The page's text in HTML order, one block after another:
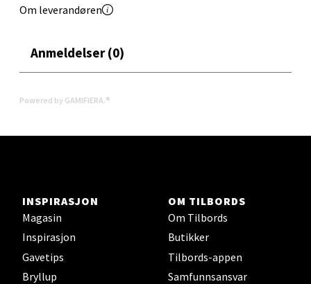
Om leverandøren
Anmeldelser (0)
Powered by GAMIFIERA.®
INSPIRASJON
Magasin
Inspirasjon
Gavetips
Bryllup
OM TILBORDS
Om Tilbords
Butikker
Tilbords-appen
Samfunnsansvar
Oslo - Linderud
Åpent i dag 10-21
Bryne/Jæren - M44
Jupiterveien 2, 4340 Bryne
Åpent i dag 10-20